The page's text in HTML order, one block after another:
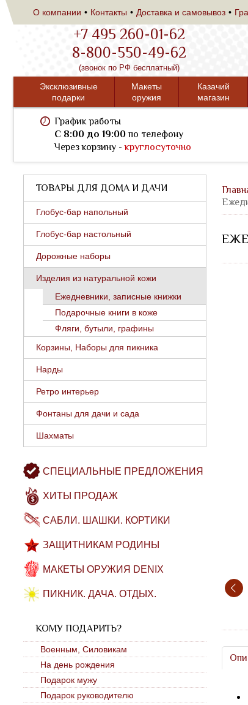
О компании Контакты Доставка и самовывоз
+7 495 260-01-62
8-800-550-49-62
(звонок по РФ бесплатный)
Эксклюзивные
подарки
Макеты
оружия
Казачий
магазин
График работы
C 8:00 до 19:00по телефону
Через корзину -круглосуточно
ТОВАРЫ ДЛЯ ДОМА И ДАЧИ
Глобус-бар напольный
Глобус-бар настольный
Дорожные наборы
Изделия из натуральной кожи
Ежедневники, записные книжки
Подарочные книги в коже
Фляги, бутыли, графины
Корзины, Наборы для пикника
Нарды
Ретро интерьер
Фонтаны для дачи и сада
Шахматы
СПЕЦИАЛЬНЫЕ ПРЕДЛОЖЕНИЯ
ХИТЫ ПРОДАЖ
САБЛИ. ШАШКИ. КОРТИКИ
ЗАЩИТНИКАМ РОДИНЫ
МАКЕТЫ ОРУЖИЯ DENIX
ПИКНИК. ДАЧА. ОТДЫХ.
КОМУ ПОДАРИТЬ?
Военным, Силовикам
На день рождения
Подарок мужу
Подарок руководителю